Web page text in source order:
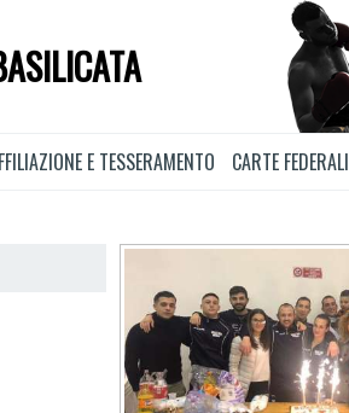
E TESSERAMENTO CARTE FEDERALI